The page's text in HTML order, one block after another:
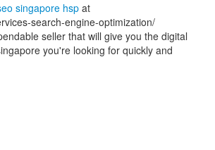
singapore hsp at
search-engine-optimization/
seller that will give you the digital
you're looking for quickly and